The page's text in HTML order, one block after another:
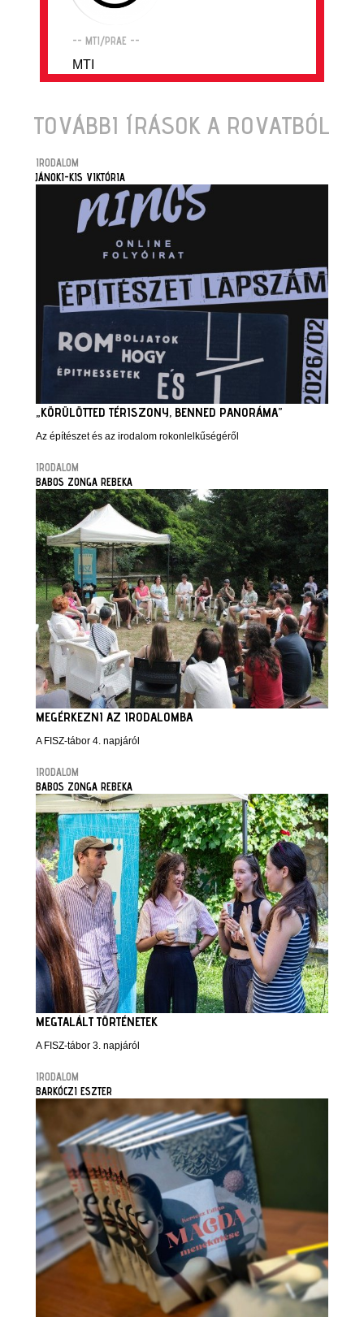
-- MTI/PRAE --
MTI
TOVÁBBI ÍRÁSOK A ROVATBÓL
IRODALOM
JÁNOKI-KIS VIKTÓRIA
„KÖRÜLÖTTED TÉRISZONY, BENNED PANORÁMA”
Az építészet és az irodalom rokonlelkűségéről
IRODALOM
BABOS ZONGA REBEKA
MEGÉRKEZNI AZ IRODALOMBA
A FISZ-tábor 4. napjáról
IRODALOM
BABOS ZONGA REBEKA
MEGTALÁLT TÖRTÉNETEK
A FISZ-tábor 3. napjáról
IRODALOM
BARKÓCZI ESZTER